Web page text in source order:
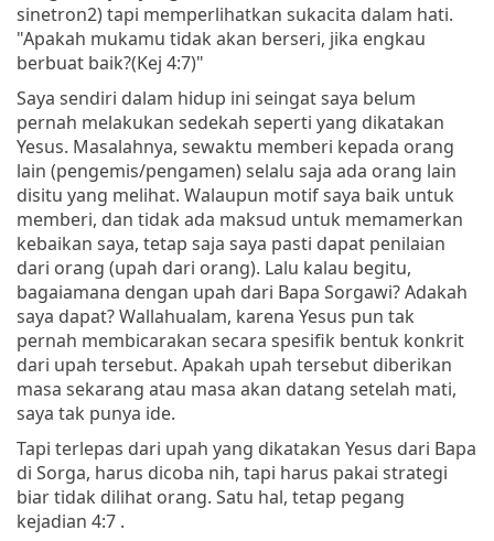
sinetron2) tapi memperlihatkan sukacita dalam hati.
"Apakah mukamu tidak akan berseri, jika engkau
berbuat baik?(Kej 4:7)"
Saya sendiri dalam hidup ini seingat saya belum
pernah melakukan sedekah seperti yang dikatakan
Yesus. Masalahnya, sewaktu memberi kepada orang
lain (pengemis/pengamen) selalu saja ada orang lain
disitu yang melihat. Walaupun motif saya baik untuk
memberi, dan tidak ada maksud untuk memamerkan
kebaikan saya, tetap saja saya pasti dapat penilaian
dari orang (upah dari orang). Lalu kalau begitu,
bagaiamana dengan upah dari Bapa Sorgawi? Adakah
saya dapat? Wallahualam, karena Yesus pun tak
pernah membicarakan secara spesifik bentuk konkrit
dari upah tersebut. Apakah upah tersebut diberikan
masa sekarang atau masa akan datang setelah mati,
saya tak punya ide.
Tapi terlepas dari upah yang dikatakan Yesus dari Bapa
di Sorga, harus dicoba nih, tapi harus pakai strategi
biar tidak dilihat orang. Satu hal, tetap pegang
kejadian 4:7 .